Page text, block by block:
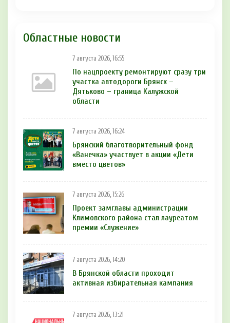
Областные новости
7 августа 2026, 16:55
По нацпроекту ремонтируют сразу три
участка автодороги Брянск –
Дятьково – граница Калужской
области
7 августа 2026, 16:24
Брянский благотворительный фонд
«Ванечка» участвует в акции «Дети
вместо цветов»
7 августа 2026, 15:26
Проект замглавы администрации
Климовского района стал лауреатом
премии «Служение»
7 августа 2026, 14:20
В Брянской области проходит
активная избирательная кампания
7 августа 2026, 13:21